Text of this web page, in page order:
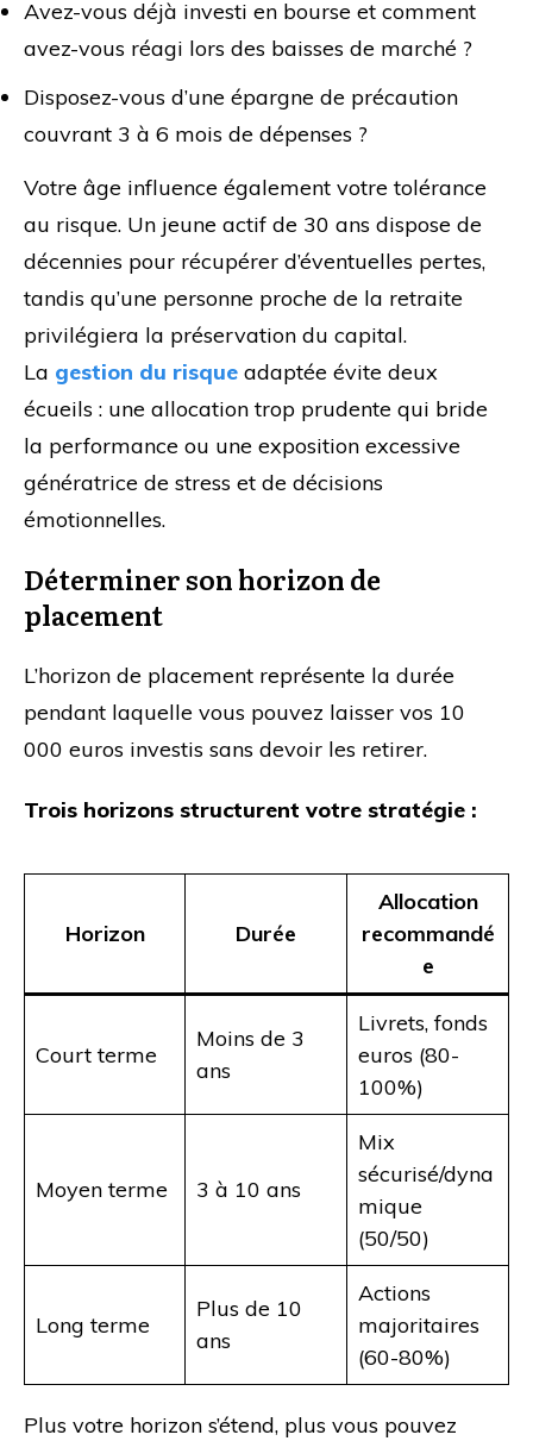
Avez-vous déjà investi en bourse et comment
avez-vous réagi lors des baisses de marché ?
Disposez-vous d’une épargne de précaution
couvrant 3 à 6 mois de dépenses ?
Votre âge influence également votre tolérance
au risque. Un jeune actif de 30 ans dispose de
décennies pour récupérer d’éventuelles pertes,
tandis qu’une personne proche de la retraite
privilégiera la préservation du capital.
La gestion du risque adaptée évite deux
écueils : une allocation trop prudente qui bride
la performance ou une exposition excessive
génératrice de stress et de décisions
émotionnelles.
Déterminer son horizon de
placement
L’horizon de placement représente la durée
pendant laquelle vous pouvez laisser vos 10
000 euros investis sans devoir les retirer.
Trois horizons structurent votre stratégie :
Horizon Durée
Allocation
recommandé
e
Court terme
Moins de 3
ans
Livrets, fonds
euros (80-
100%)
Moyen terme 3 à 10 ans
Mix
sécurisé/dyna
mique
(50/50)
Long terme
Plus de 10
ans
Actions
majoritaires
(60-80%)
Plus votre horizon s’étend, plus vous pouvez